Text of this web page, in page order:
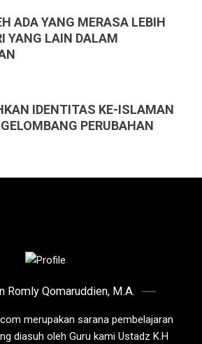
ADA YANG MERASA LEBIH
YANG LAIN DALAM
IDENTITAS KE-ISLAMAN
PERUBAHAN
Romly Qomaruddien, M.A.
merupakan sarana pembelajaran
diasuh oleh Guru kami Ustadz K.H